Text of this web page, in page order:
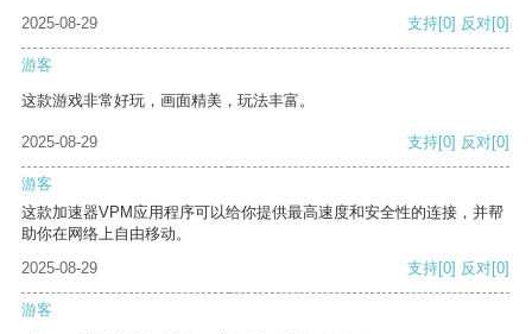
2025-08-29
支持[0] 反对[0]
游客
这款游戏非常好玩，画面精美，玩法丰富。
2025-08-29 支持[0] 反对[0]
游客
这款加速器VPM应用程序可以给你提供最高速度和安全性的连接，并帮
助你在网络上自由移动。
2025-08-29
支持[0] 反对[0]
游客